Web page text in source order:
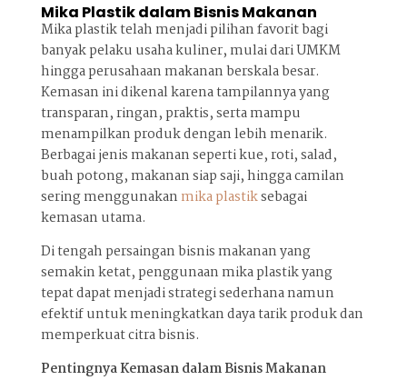
Mika Plastik dalam Bisnis Makanan
Mika plastik telah menjadi pilihan favorit bagi
banyak pelaku usaha kuliner, mulai dari UMKM
hingga perusahaan makanan berskala besar.
Kemasan ini dikenal karena tampilannya yang
transparan, ringan, praktis, serta mampu
menampilkan produk dengan lebih menarik.
Berbagai jenis makanan seperti kue, roti, salad,
buah potong, makanan siap saji, hingga camilan
sering menggunakan mika plastiksebagai
kemasan utama.
Di tengah persaingan bisnis makanan yang
semakin ketat, penggunaan mika plastik yang
tepat dapat menjadi strategi sederhana namun
efektif untuk meningkatkan daya tarik produk dan
memperkuat citra bisnis.
Pentingnya Kemasan dalam Bisnis Makanan